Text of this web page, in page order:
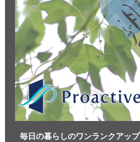
毎日の暮らしのワンランクアップ